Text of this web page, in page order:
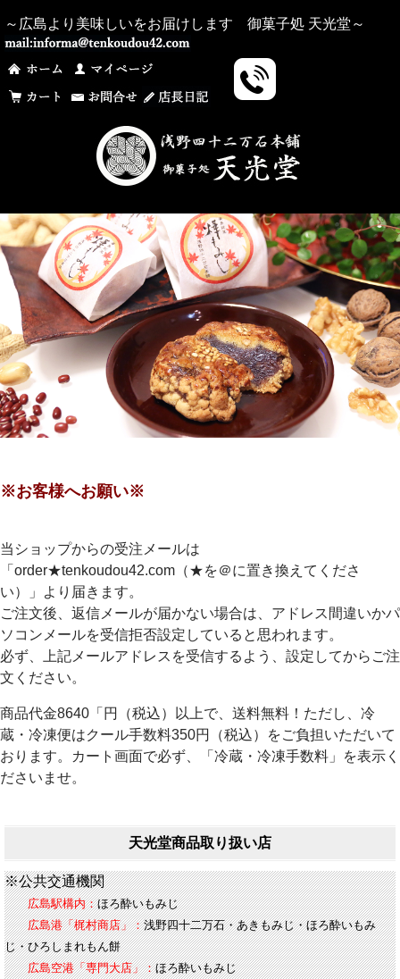
～広島より美味しいをお届けします 御菓子処 天光堂～
※お客様へお願い※
当ショップからの受注メールは
「order★tenkoudou42.com（★を＠に置き換えてくださ
い）」より届きます。
ご注文後、返信メールが届かない場合は、アドレス間違いかパ
ソコンメールを受信拒否設定していると思われます。
必ず、上記メールアドレスを受信するよう、設定してからご注
文ください。
商品代金8640「円（税込）以上で、送料無料！ただし、冷
蔵・冷凍便はクール手数料350円（税込）をご負担いただいて
おります。カート画面で必ず、「冷蔵・冷凍手数料」を表示く
ださいませ。
天光堂商品取り扱い店
※公共交通機関
広島駅構内：ほろ酔いもみじ
広島港「梶村商店」：浅野四十二万石・あきもみじ・ほろ酔いもみ
じ・ひろしまれもん餅
広島空港「専門大店」：ほろ酔いもみじ